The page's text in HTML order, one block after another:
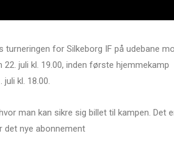
turneringen for Silkeborg IF på udebane
juli kl. 19.00, inden første hjemmekamp
kl. 18.00.
man kan sikre sig billet til kampen. Det
nye abonnement